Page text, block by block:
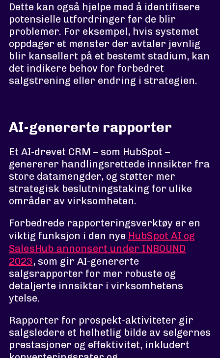
Dette kan også hjelpe med å identifisere
potensielle utfordringer før de blir
problemer. For eksempel, hvis systemet
oppdager et mønster der avtaler jevnlig
blir kansellert på et bestemt stadium, kan
det indikere behov for forbedret
salgstrening eller endring i strategien.
AI-genererte rapporter
Et AI-drevet CRM – som HubSpot –
genererer handlingsrettede innsikter fra
store datamengder, og støtter mer
strategisk beslutningstaking for ulike
områder av virksomheten.
Forbedrede rapporteringsverktøy er en
viktig funksjon i den nye HubSpot AI og
SalesHub annonsert under INBOUND
2023, som gir AI-genererte
salgsrapporter for mer robuste og
detaljerte innsikter i virksomhetens
ytelse.
Rapporter for prospekt-aktiviteter gir
salgsledere et helhetlig bilde av selgernes
prestasjoner og effektivitet, inkludert